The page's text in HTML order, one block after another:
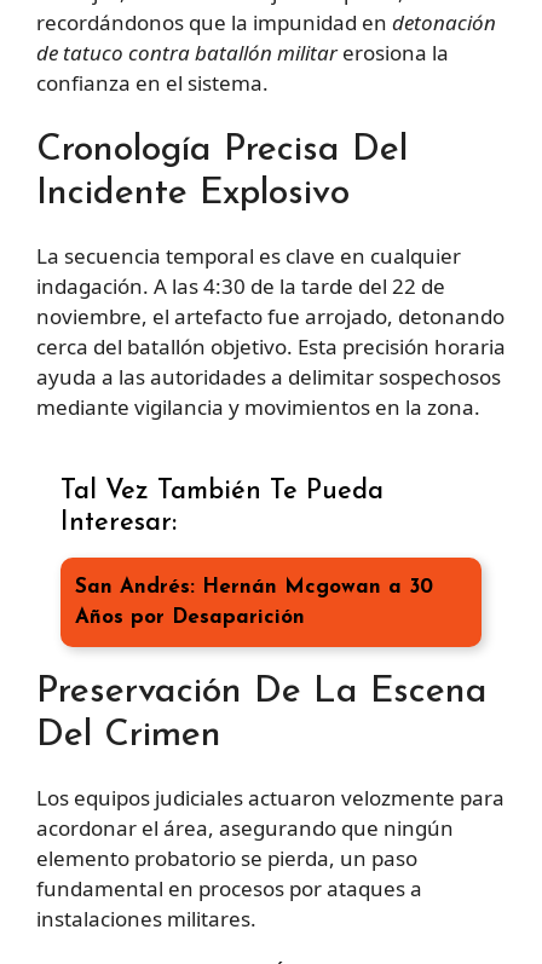
recordándonos que la impunidad en detonación
de tatuco contra batallón militarerosiona la
confianza en el sistema.
Cronología Precisa Del
Incidente Explosivo
La secuencia temporal es clave en cualquier
indagación. A las 4:30 de la tarde del 22 de
noviembre, el artefacto fue arrojado, detonando
cerca del batallón objetivo. Esta precisión horaria
ayuda a las autoridades a delimitar sospechosos
mediante vigilancia y movimientos en la zona.
Tal Vez También Te Pueda
Interesar:
San Andrés: Hernán Mcgowan a 30
Años por Desaparición
Preservación De La Escena
Del Crimen
Los equipos judiciales actuaron velozmente para
acordonar el área, asegurando que ningún
elemento probatorio se pierda, un paso
fundamental en procesos por ataques a
instalaciones militares.